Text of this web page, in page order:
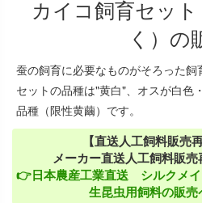
ー
ジ
ン
ク
ラ
フ
ト
座
真
集
の
ク
ラ
フ
ト
り
投
稿
作
カイコ飼育セッ
く）の
蚕の飼育に必要なものがそろった飼
セットの品種は"黄白"、オスが白色
品種（限性黄繭）です。
【直送人工飼料販売
メーカー直送人工飼料販
👉日本農産工業直送 シルクメ
生昆虫用飼料の販売